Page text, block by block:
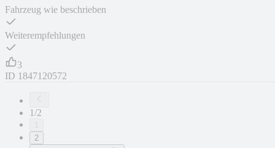
Fahrzeug wie beschrieben
Weiterempfehlungen
3
ID 1847120572
1/2
2